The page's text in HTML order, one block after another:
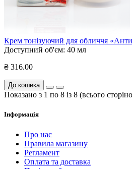
Крем тонізуючий для обличчя
Доступний об'єм: 40 мл
₴ 316.00
До кошика
Показано з 1 по 8 із 8 (всього
Інформація
Про нас
Правила магазину
Регламент
Оплата та доставка